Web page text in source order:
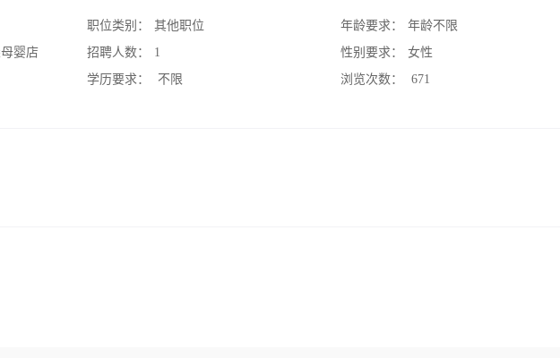
婴店
职位类别：
其他职位
招聘人数：
1
学历要求：
不限
年龄要求：
年龄不限
性别要求：
女性
浏览次数：
671